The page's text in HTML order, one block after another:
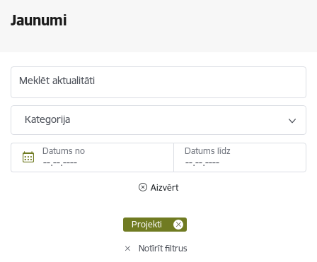
Jaunumi
Meklēt aktualitāti
Kategorija
Datums no Datums līdz
Aizvērt
Projekti
Notīrīt filtrus